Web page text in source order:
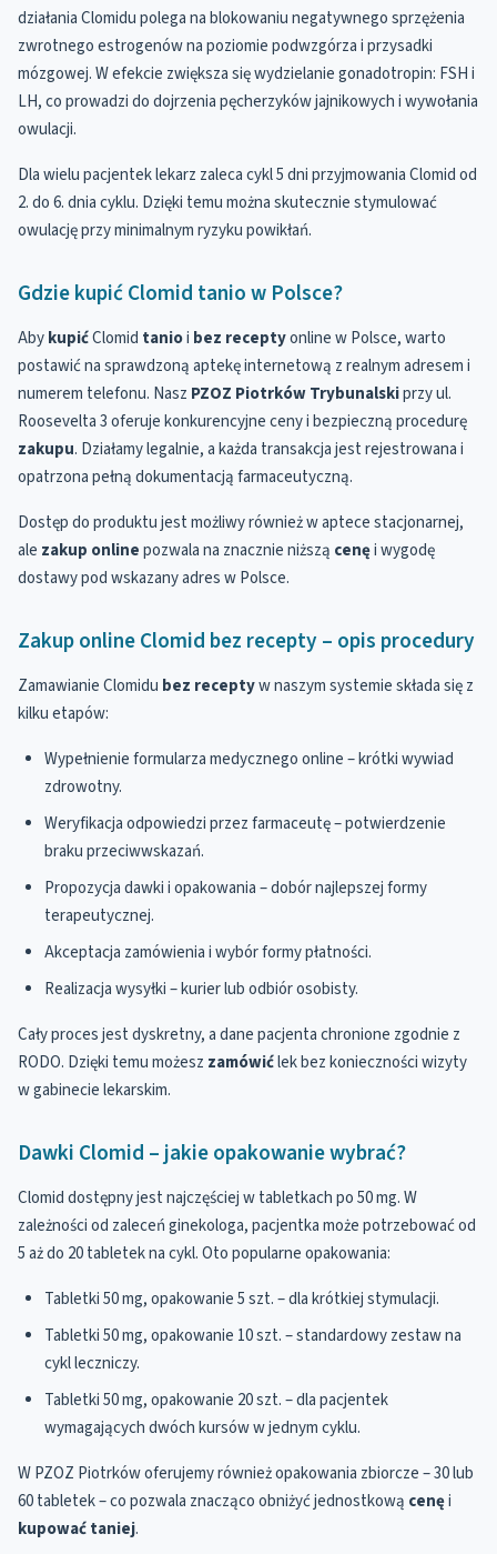
działania Clomidu polega na blokowaniu negatywnego sprzężenia
zwrotnego estrogenów na poziomie podwzgórza i przysadki
mózgowej. W efekcie zwiększa się wydzielanie gonadotropin: FSH i
LH, co prowadzi do dojrzenia pęcherzyków jajnikowych i wywołania
owulacji.
Dla wielu pacjentek lekarz zaleca cykl 5 dni przyjmowania Clomid od
2. do 6. dnia cyklu. Dzięki temu można skutecznie stymulować
owulację przy minimalnym ryzyku powikłań.
Gdzie kupić Clomid tanio w Polsce?
AbykupićClomid tanioi bez receptyonline w Polsce, warto
postawić na sprawdzoną aptekę internetową z realnym adresem i
numerem telefonu. Nasz PZOZ Piotrków Trybunalskiprzy ul.
Roosevelta 3 oferuje konkurencyjne ceny i bezpieczną procedurę
zakupu. Działamy legalnie, a każda transakcja jest rejestrowana i
opatrzona pełną dokumentacją farmaceutyczną.
Dostęp do produktu jest możliwy również w aptece stacjonarnej,
ale zakup onlinepozwala na znacznie niższą cenęi wygodę
dostawy pod wskazany adres w Polsce.
Zakup online Clomid bez recepty – opis procedury
Zamawianie Clomidu bez receptyw naszym systemie składa się z
kilku etapów:
Wypełnienie formularza medycznego online – krótki wywiad
zdrowotny.
Weryfikacja odpowiedzi przez farmaceutę – potwierdzenie
braku przeciwwskazań.
Propozycja dawki i opakowania – dobór najlepszej formy
terapeutycznej.
Akceptacja zamówienia i wybór formy płatności.
Realizacja wysyłki – kurier lub odbiór osobisty.
Cały proces jest dyskretny, a dane pacjenta chronione zgodnie z
RODO. Dzięki temu możesz zamówićlek bez konieczności wizyty
w gabinecie lekarskim.
Dawki Clomid – jakie opakowanie wybrać?
Clomid dostępny jest najczęściej w tabletkach po 50 mg. W
zależności od zaleceń ginekologa, pacjentka może potrzebować od
5 aż do 20 tabletek na cykl. Oto popularne opakowania:
Tabletki 50 mg, opakowanie 5 szt. – dla krótkiej stymulacji.
Tabletki 50 mg, opakowanie 10 szt. – standardowy zestaw na
cykl leczniczy.
Tabletki 50 mg, opakowanie 20 szt. – dla pacjentek
wymagających dwóch kursów w jednym cyklu.
W PZOZ Piotrków oferujemy również opakowania zbiorcze – 30 lub
60 tabletek – co pozwala znacząco obniżyć jednostkową cenęi
kupowaćtaniej.